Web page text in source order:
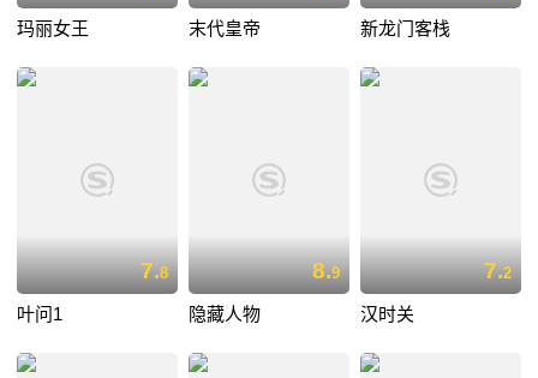
玛丽女王 末代皇帝 新龙门客栈
7.8
叶问1
8.9
隐藏人物
7.2
汉时关